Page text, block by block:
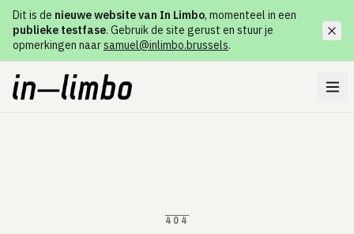
Dit is de nieuwe website van In Limbo, momenteel in een
publieke testfase. Gebruik de site gerust en stuur je
opmerkingen naarsamuel@inlimbo.brussels.
404